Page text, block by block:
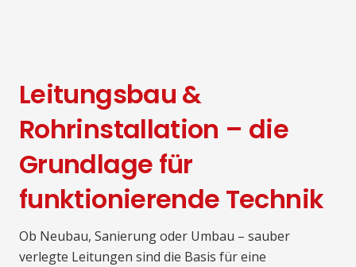
Leitungsbau &
Rohrinstallation – die
Grundlage für
funktionierende Technik
Ob Neubau, Sanierung oder Umbau – sauber
verlegte Leitungen sind die Basis für eine